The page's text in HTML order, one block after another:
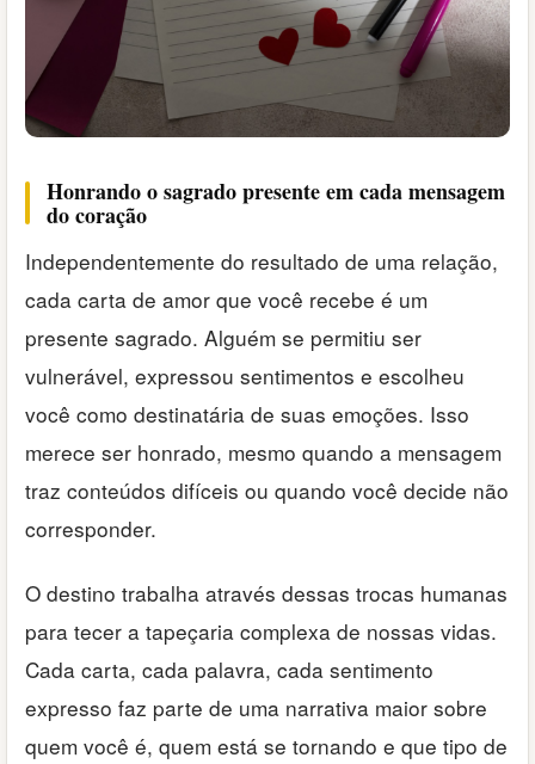
Honrando o sagrado presente em cada mensagem
do coração
Independentemente do resultado de uma relação,
cada carta de amor que você recebe é um
presente sagrado. Alguém se permitiu ser
vulnerável, expressou sentimentos e escolheu
você como destinatária de suas emoções. Isso
merece ser honrado, mesmo quando a mensagem
traz conteúdos difíceis ou quando você decide não
corresponder.
O destino trabalha através dessas trocas humanas
para tecer a tapeçaria complexa de nossas vidas.
Cada carta, cada palavra, cada sentimento
expresso faz parte de uma narrativa maior sobre
quem você é, quem está se tornando e que tipo de